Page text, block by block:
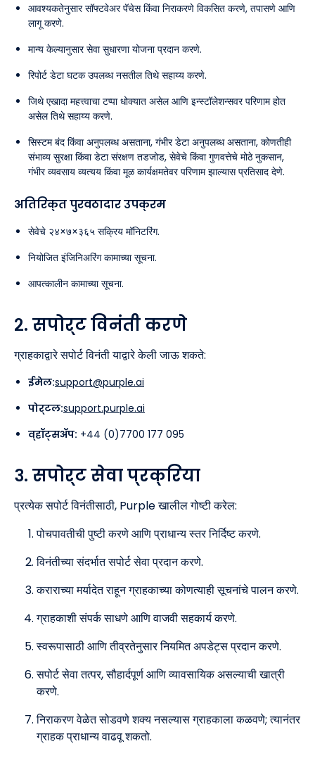
आवश्यकतेनुसार सॉफ्टवेअर पॅचेस किंवा निराकरणे विकसित करणे, तपासणे आणि
लागू करणे.
मान्य केल्यानुसार सेवा सुधारणा योजना प्रदान करणे.
रिपोर्ट डेटा घटक उपलब्ध नसतील तिथे सहाय्य करणे.
जिथे एखादा महत्त्वाचा टप्पा धोक्यात असेल आणि इन्स्टॉलेशन्सवर परिणाम होत
असेल तिथे सहाय्य करणे.
सिस्टम बंद किंवा अनुपलब्ध असताना, गंभीर डेटा अनुपलब्ध असताना, कोणतीही
संभाव्य सुरक्षा किंवा डेटा संरक्षण तडजोड, सेवेचे किंवा गुणवत्तेचे मोठे नुकसान,
गंभीर व्यवसाय व्यत्यय किंवा मूळ कार्यक्षमतेवर परिणाम झाल्यास प्रतिसाद देणे.
अतिरिक्त पुरवठादार उपक्रम
सेवेचे २४×७×३६५ सक्रिय मॉनिटरिंग.
नियोजित इंजिनिअरिंग कामाच्या सूचना.
आपत्कालीन कामाच्या सूचना.
२. सपोर्ट विनंती करणे
ग्राहकाद्वारे सपोर्ट विनंती याद्वारे केली जाऊ शकते:
ईमेल:support@purple.ai
पोर्टल:support.purple.ai
व्हॉट्सॲप: +44 (0)7700 177 095
३. सपोर्ट सेवा प्रक्रिया
प्रत्येक सपोर्ट विनंतीसाठी, Purple खालील गोष्टी करेल:
पोचपावतीची पुष्टी करणे आणि प्राधान्य स्तर निर्दिष्ट करणे.
विनंतीच्या संदर्भात सपोर्ट सेवा प्रदान करणे.
कराराच्या मर्यादेत राहून ग्राहकाच्या कोणत्याही सूचनांचे पालन करणे.
ग्राहकाशी संपर्क साधणे आणि वाजवी सहकार्य करणे.
स्वरूपासाठी आणि तीव्रतेनुसार नियमित अपडेट्स प्रदान करणे.
सपोर्ट सेवा तत्पर, सौहार्दपूर्ण आणि व्यावसायिक असल्याची खात्री
करणे.
निराकरण वेळेत सोडवणे शक्य नसल्यास ग्राहकाला कळवणे; त्यानंतर
ग्राहक प्राधान्य वाढवू शकतो.